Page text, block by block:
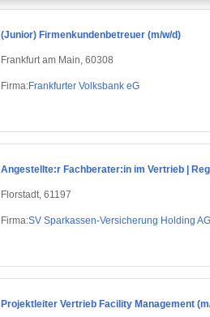
(Junior) Firmenkundenbetreuer (m/w/d)
Frankfurt am Main, 60308
Firma:Frankfurter Volksbank eG
Angestellte:r Fachberater:in im Vertrieb |
Florstadt, 61197
Firma:SV Sparkassen-Versicherung Holding AG
Projektleiter Vertrieb Facility Management